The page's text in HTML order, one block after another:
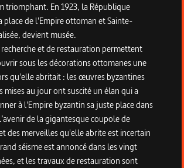
triomphant. En 1923, la République
place de l'Empire ottoman et Sainte-
devient musée.
recherche et de restauration permettent
sous les décorations ottomanes une
qu'elle abritait : les œuvres byzantines
mises au jour ont suscité un élan qui a
à l'Empire byzantin sa juste place dans
de la gigantesque coupole de
des merveilles qu'elle abrite est incertain
séisme est annoncé dans les vingt
et les travaux de restauration sont